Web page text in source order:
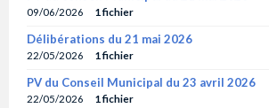
09/06/2026 1 fichier
Délibérations du 21 mai 2026
22/05/2026 1 fichier
PV du Conseil Municipal du 23 avril 2026
22/05/2026 1 fichier